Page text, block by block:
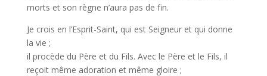
morts et son règne n’aura pas de fin.
Je crois en l’Esprit-Saint, qui est Seigneur et qui donne
la vie ;
il procède du Père et du Fils. Avec le Père et le Fils, il
reçoit même adoration et même gloire ;